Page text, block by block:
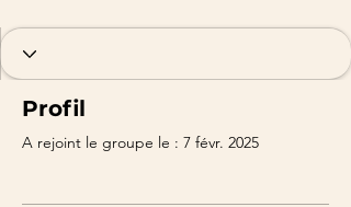
Profil
A rejoint le groupe le : 7 févr. 2025